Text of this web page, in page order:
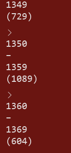
1349
(729)
1350
–
1359
(1089)
1360
–
1369
(604)